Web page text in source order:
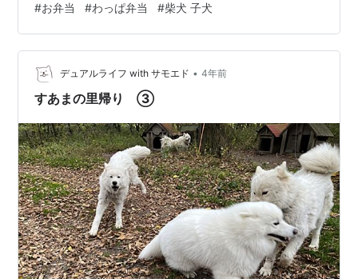
糖＋醤油＋みりん＋おろし生姜を混ぜた調味液にドボ
ン。 フライパンをキッチンペーパーで軽くふいたら玉ね
ぎ炒めて、調味液ごと豚肉再投入。 煮詰めて完成。 茄子
はレンチンで。 耐熱容器に入れてごま油を回しかけて蓋
をして600wで4分加熱。 仕上げにポン酢で和えました。
#お弁当 #わっぱ弁当 #柴犬 子犬
デュアルライフ with サモエド • 4年前
すあまの里帰り ③